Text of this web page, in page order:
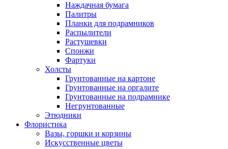
Наждачная бумага
Палитры
Планки для подрамников
Распылители
Растушевки
Спонжи
Фартуки
Холсты
Грунтованные на картоне
Грунтованные на оргалите
Грунтованные на подрамнике
Негрунтованные
Этюдники
Флористика
Вазы, горшки и корзины
Искусственные цветы